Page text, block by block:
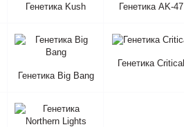
Генетика Kush Генетика AK-47
Генетика Big Bang
Генетика Critical